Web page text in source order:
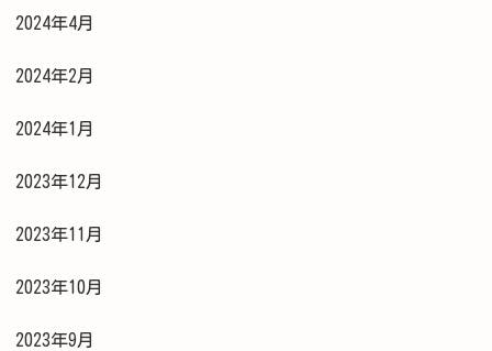
2024年4月
2024年2月
2024年1月
2023年12月
2023年11月
2023年10月
2023年9月